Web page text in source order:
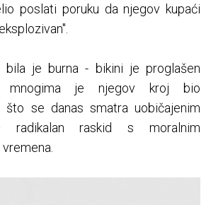
poslati poruku da njegov kupaći
bila je burna - bikini je proglašen
i mnogima je njegov kroj bio
što se danas smatra uobičajenim
radikalan raskid s moralnim